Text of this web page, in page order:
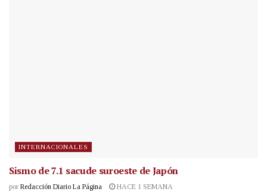
INTERNACIONALES
Sismo de 7.1 sacude suroeste de Japón
por Redacción Diario La Página HACE 1 SEMANA